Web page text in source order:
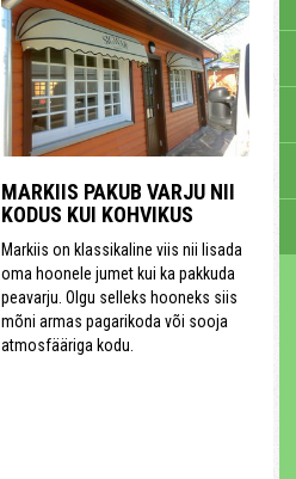
MARKIIS PAKUB VARJU NII
KODUS KUI KOHVIKUS
Markiis on klassikaline viis nii lisada
oma hoonele jumet kui ka pakkuda
peavarju. Olgu selleks hooneks siis
mõni armas pagarikoda või sooja
atmosfääriga kodu.